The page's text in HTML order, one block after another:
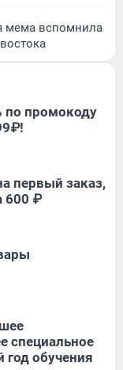
мема вспомнила
по промокоду
первый заказ,
600 ₽
специальное
год обучения